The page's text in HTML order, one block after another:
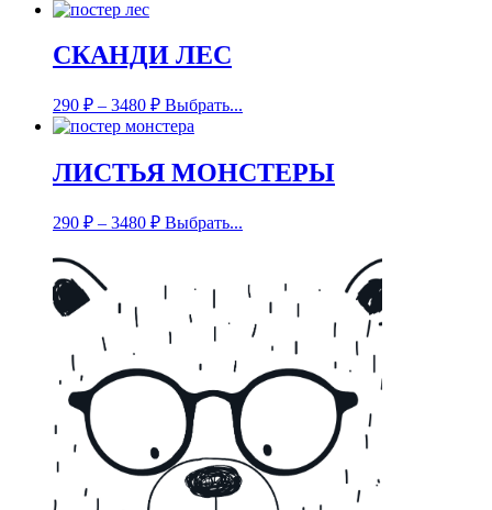
СКАНДИ ЛЕС
290 ₽ – 3480 ₽ Выбрать...
ЛИСТЬЯ МОНСТЕРЫ
290 ₽ – 3480 ₽ Выбрать...